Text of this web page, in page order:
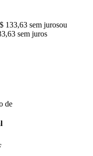
133,63 sem jurosou
sem juros
de